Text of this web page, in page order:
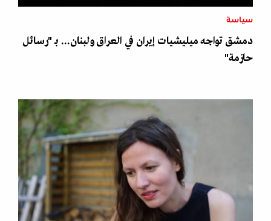
سياسة
دمشق تواجه ميليشيات إيران في العراق ولبنان... بـ "رسائل
حازمة"